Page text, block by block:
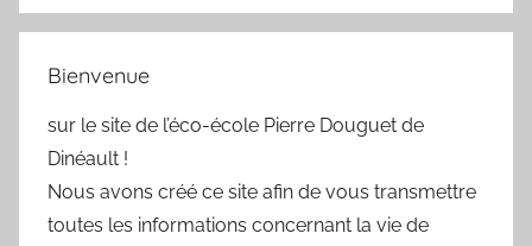
Bienvenue
sur le site de l’éco-école Pierre Douguet de
Dinéault !
Nous avons créé ce site afin de vous transmettre
toutes les informations concernant la vie de